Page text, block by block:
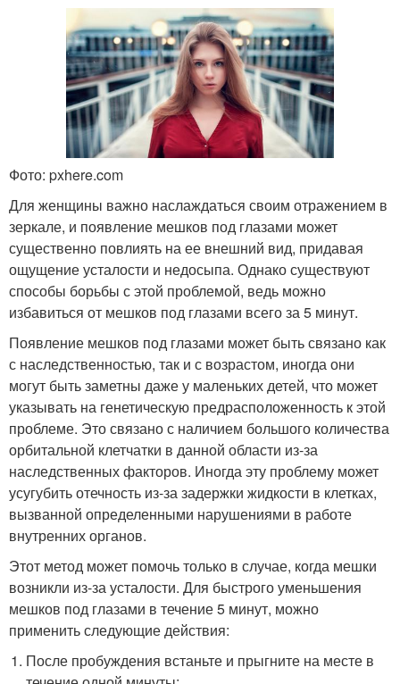
Фото: pxhere.com
Для женщины важно наслаждаться своим отражением в
зеркале, и появление мешков под глазами может
существенно повлиять на ее внешний вид, придавая
ощущение усталости и недосыпа. Однако существуют
способы борьбы с этой проблемой, ведь можно
избавиться от мешков под глазами всего за 5 минут.
Появление мешков под глазами может быть связано как
с наследственностью, так и с возрастом, иногда они
могут быть заметны даже у маленьких детей, что может
указывать на генетическую предрасположенность к этой
проблеме. Это связано с наличием большого количества
орбитальной клетчатки в данной области из-за
наследственных факторов. Иногда эту проблему может
усугубить отечность из-за задержки жидкости в клетках,
вызванной определенными нарушениями в работе
внутренних органов.
Этот метод может помочь только в случае, когда мешки
возникли из-за усталости. Для быстрого уменьшения
мешков под глазами в течение 5 минут, можно
применить следующие действия:
После пробуждения встаньте и прыгните на месте в